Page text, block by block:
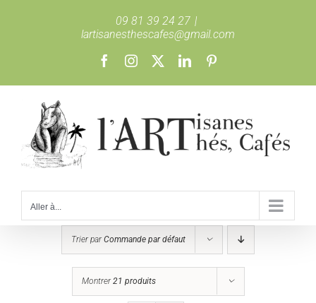
09 81 39 24 27 |
lartisanesthescafes@gmail.com
FacebookInstagram LinkedIn
Aller à...
Trier parCommande par défaut
Montrer21 produits